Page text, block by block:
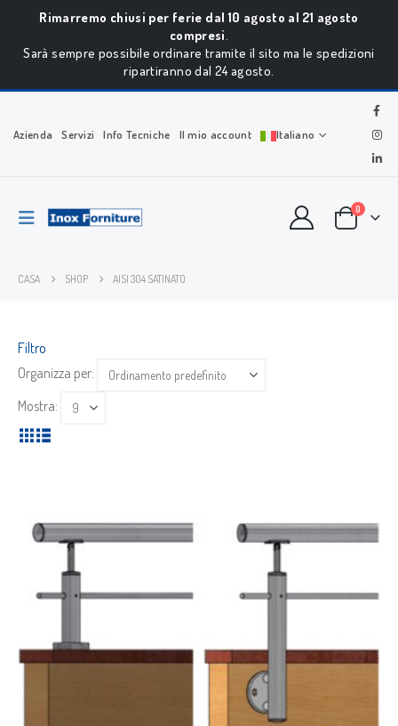
Rimarremo chiusi per ferie dal 10 agosto al 21 agosto
compresi.
Sarà sempre possibile ordinare tramite il sito ma le spedizioni
ripartiranno dal 24 agosto.
Azienda Servizi Info Tecniche Il mio account Italiano
0
CASA SHOP AISI 304 SATINATO
Filtro
Organizza per:
Mostra: